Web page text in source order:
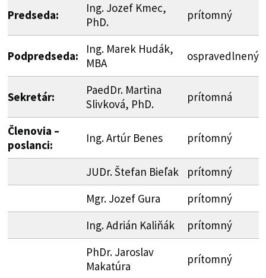
Predseda:
Ing. Jozef Kmec,
PhD.
prítomný
Podpredseda:
Ing. Marek Hudák,
MBA
ospravedlnený
Sekretár:
PaedDr. Martina
Slivková, PhD.
prítomná
Členovia –
poslanci:
Ing. Artúr Benes prítomný
JUDr. Štefan Bieľak
prítomný
Mgr. Jozef Gura
prítomný
Ing. Adrián Kaliňák
prítomný
PhDr. Jaroslav
Makatúra
prítomný